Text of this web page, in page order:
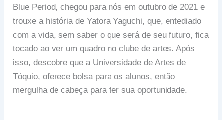
Blue Period, chegou para nós em outubro de 2021 e
trouxe a história de Yatora Yaguchi, que, entediado
com a vida, sem saber o que será de seu futuro, fica
tocado ao ver um quadro no clube de artes. Após
isso, descobre que a Universidade de Artes de
Tóquio, oferece bolsa para os alunos, então
mergulha de cabeça para ter sua oportunidade.